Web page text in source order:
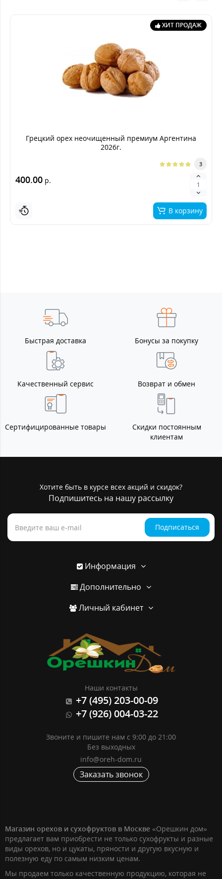
ХИТ ПРОДАЖ
Грецкий орех неочищенный премиум Аргентина
2026г.
3
400.00 р.
В корзину
Быстрая доставка Бонусы за покупку
Качественный сервис Возврат и обмен
Сертифицированные товары
Скидки постоянным
клиентам
Хотите быть в курсе всех акций и скидок?
Подпишитесь на нашу рассылку
Подписаться
Информация
Дополнительно
Личный кабинет
Наши контакты
+7 (495) 203-00-09
+7 (926) 004-03-22
Звоните и пишите нам с 9:00 до 21:00
Без выходных
info@oreh-dom.ru
Заказать звонок
Магазин орехов и сухофруктов в Москве «Орешкин дом»
предлагает вам приобрести не только сухофрукты и разные
виды орехов, но и цукаты, пряности и другую вкусную и
полезную еду по самым низким ценам.
Мы продаем только качественную продукцию, которая не